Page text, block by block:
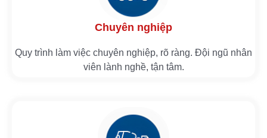
Chuyên nghiệp
Quy trình làm việc chuyên nghiệp, rõ ràng. Đội ngũ nhân
viên lành nghề, tận tâm.